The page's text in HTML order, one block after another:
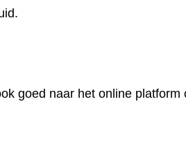
goed naar het online platform